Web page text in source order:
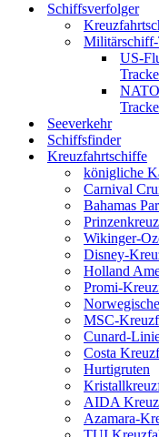
Schiffsverfolger
US-
Seeverkehr
Schiffsfinder
Kreuzfahrtschiffe
königliche
Carnival
Bahamas
Wikinger-
Disney-
Holland
Promi-
MSC-
Cunard-
Costa
Hurtigruten
AIDA
Azamara-